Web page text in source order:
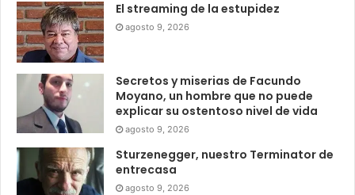
El streaming de la estupidez
agosto 9, 2026
Secretos y miserias de Facundo
Moyano, un hombre que no puede
explicar su ostentoso nivel de vida
agosto 9, 2026
Sturzenegger, nuestro Terminator de
entrecasa
agosto 9, 2026